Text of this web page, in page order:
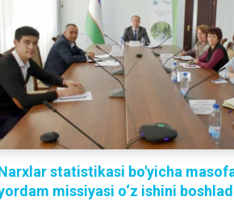
statistikasi bo'yicha
missiyasi o‘z ishini